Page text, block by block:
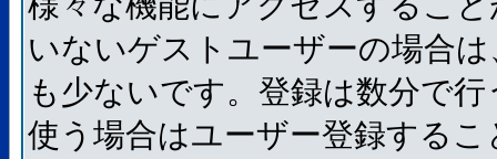
いないゲストユーザーの場合
も少ないです。登録は数分で
使う場合はユーザー登録する